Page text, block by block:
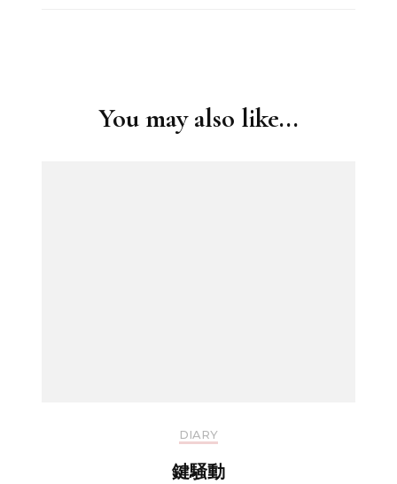
You may also like...
DIARY
鍵騒動